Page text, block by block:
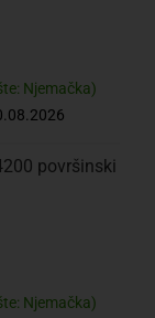
Njemačka)
površinski
Njemačka)